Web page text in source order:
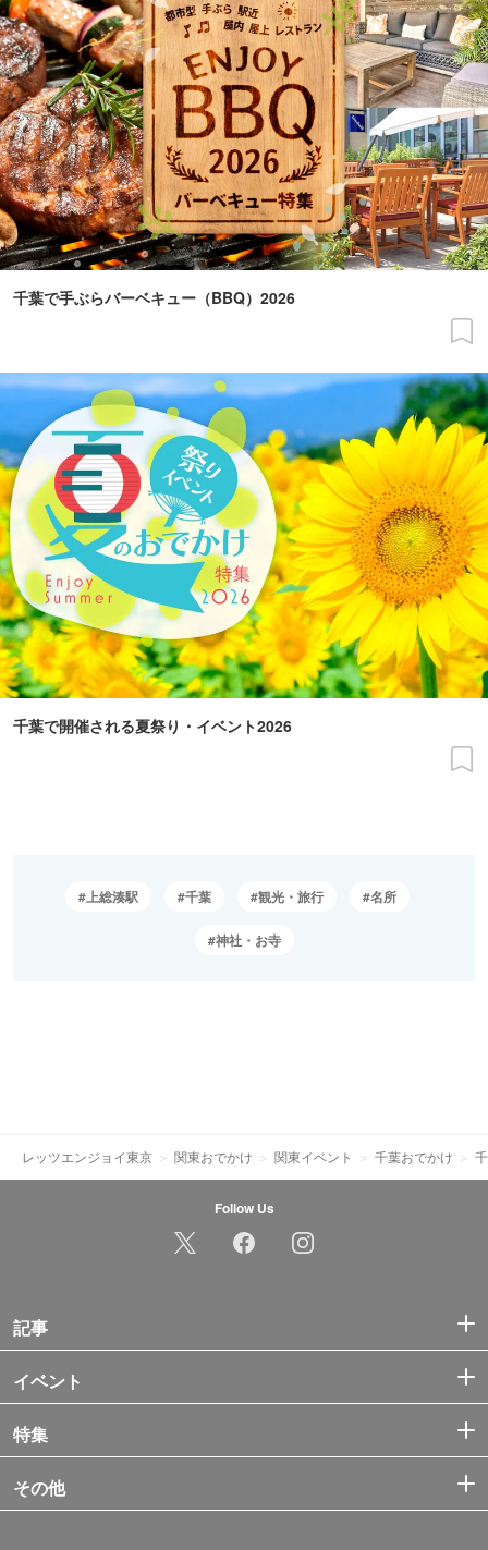
千葉で手ぶらバーベキュー（BBQ）2026
千葉で開催される夏祭り・イベント2026
上総湊駅 千葉 観光・旅行 名所
神社・お寺
レッツエンジョイ東京 関東おでかけ 関東イベント 千葉おでかけ
Follow Us
記事
イベント
特集
その他